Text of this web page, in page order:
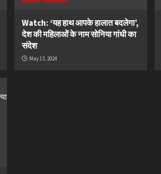
Watch: ‘यह हाथ आपके हालात बदलेगा’,
देश की महिलाओं के नाम सोनिया गांधी का
संदेश
May 13, 2024